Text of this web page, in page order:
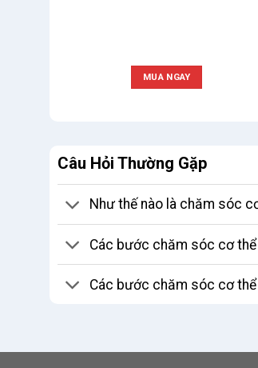
MUA NGAY
Câu Hỏi Thường Gặp
Như thế nào là chăm sóc
Các bước chăm sóc cơ
Các bước chăm sóc cơ